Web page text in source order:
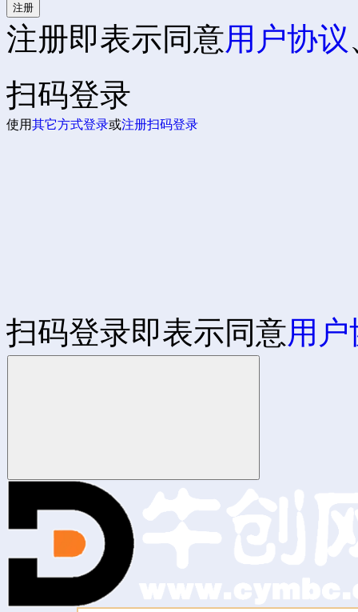
注册
注册即表示同意用户协议
扫码登录
使用其它方式登录或注册扫码登录
扫码登录即表示同意用